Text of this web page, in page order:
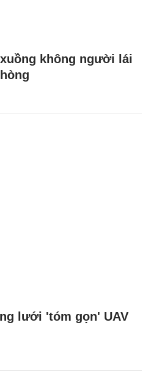
không người lái
lưới 'tóm gọn' UAV